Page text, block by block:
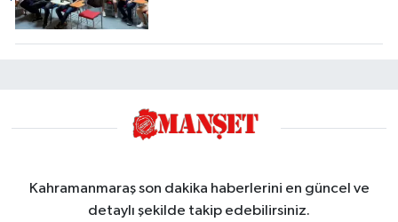
Kahramanmaraş son dakika haberlerini en güncel ve
detaylı şekilde takip edebilirsiniz.